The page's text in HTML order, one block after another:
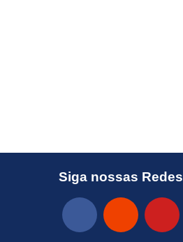
Siga nossas Redes